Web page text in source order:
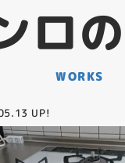
ロ
WORKS
UP!